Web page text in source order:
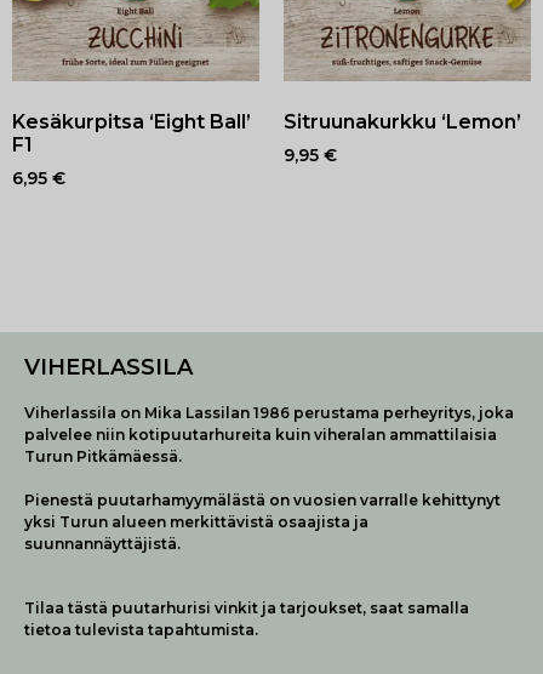
Kesäkurpitsa ‘Eight Ball’
F1
6,95 €
Sitruunakurkku ‘Lemon’
9,95 €
VIHERLASSILA
Viherlassila on Mika Lassilan 1986 perustama perheyritys, joka
palvelee niin kotipuutarhureita kuin viheralan ammattilaisia
Turun Pitkämäessä.
Pienestä puutarhamyymälästä on vuosien varralle kehittynyt
yksi Turun alueen merkittävistä osaajista ja
suunnannäyttäjistä.
Tilaa tästä puutarhurisi vinkit ja tarjoukset, saat samalla
tietoa tulevista tapahtumista.